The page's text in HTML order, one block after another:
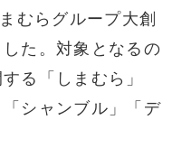
むらグループ大創
た。対象となるの
る「しまむら」
シャンブル」「デ